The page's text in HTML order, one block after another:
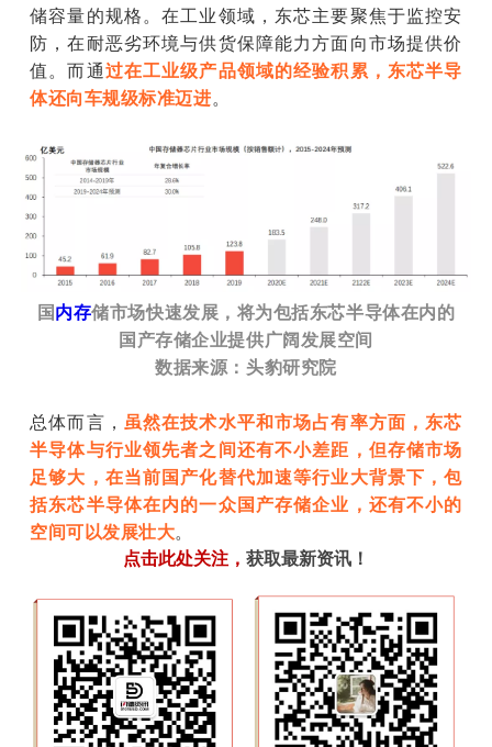
储容量的规格。在工业领域，东芯主要聚焦于监控安
防，在耐恶劣环境与供货保障能力方面向市场提供价
值。而通过在工业级产品领域的经验积累，东芯半导
体还向车规级标准迈进。
国内存储市场快速发展，将为包括东芯半导体在内的
国产存储企业提供广阔发展空间
数据来源：头豹研究院
总体而言， 虽然在技术水平和市场占有率方面，东芯
半导体与行业领先者之间还有不小差距，但存储市场
足够大，在当前国产化替代加速等行业大背景下，包
括东芯半导体在内的一众国产存储企业，还有不小的
空间可以发展壮大。
点击此处关注， 获取最新资讯！